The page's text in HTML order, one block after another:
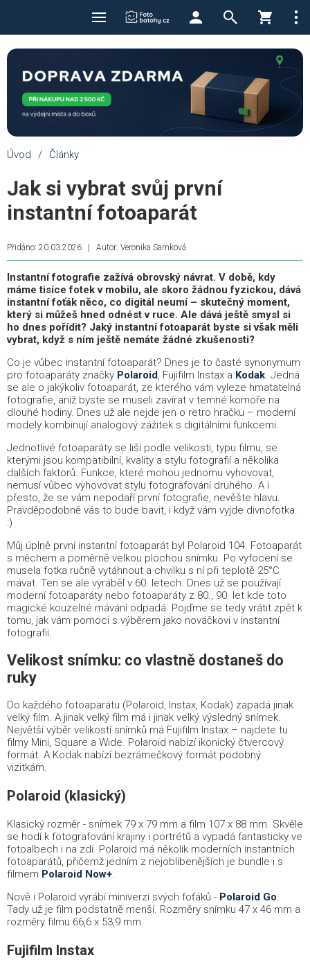
Úvod / Články
Jak si vybrat svůj první
instantní fotoaparát
Přidáno: 20.03.2026 | Autor: Veronika Samková
Instantní fotografie zažívá obrovský návrat. V době, kdy
máme tisíce fotek v mobilu, ale skoro žádnou fyzickou, dává
instantní foťák něco, co digitál neumí – skutečný moment,
který si můžeš hned odnést v ruce. Ale dává ještě smysl si
ho dnes pořídit? Jaký instantní fotoaparát byste si však měli
vybrat, když s ním ještě nemáte žádné zkušenosti?
Co je vůbec instantní fotoaparát? Dnes je to časté synonymum
pro fotoaparáty značky Polaroid, Fujifilm Instax a Kodak. Jedná
se ale o jakýkoliv fotoaparát, ze kterého vám vyleze hmatatelná
fotografie, aniž byste se museli zavírat v temné komoře na
dlouhé hodiny. Dnes už ale nejde jen o retro hračku – moderní
modely kombinují analogový zážitek s digitálními funkcemi.
Jednotlivé fotoaparáty se liší podle velikosti, typu filmu, se
kterými jsou kompatibilní, kvality a stylu fotografií a několika
dalších faktorů. Funkce, které mohou jednomu vyhovovat,
nemusí vůbec vyhovovat stylu fotografování druhého. A i
přesto, že se vám nepodaří první fotografie, nevěšte hlavu.
Pravděpodobně vás to bude bavit, i když vám vyjde divnofotka.
:)
Můj úplně první instantní fotoaparát byl Polaroid 104. Fotoaparát
s měchem a poměrně velkou plochou snímku. Po vyfocení se
musela fotka ručně vytáhnout a chvilku s ní při teplotě 25°C
mávat. Ten se ale vyráběl v 60. letech. Dnes už se používají
moderní fotoaparáty nebo fotoaparáty z 80., 90. let kde toto
magické kouzelné mávání odpadá. Pojďme se tedy vrátit zpět k
tomu, jak vám pomoci s výběrem jako nováčkovi v instantní
fotografii.
Velikost snímku: co vlastně dostaneš do
ruky
Do každého fotoaparátu (Polaroid, Instax, Kodak) zapadá jinak
velký film. A jinak velký film má i jinak velký výsledný snímek.
Největší výběr velikostí snímků má Fujifilm Instax – najdete tu
filmy Mini, Square a Wide. Polaroid nabízí ikonický čtvercový
formát. A Kodak nabízí bezrámečkový formát podobný
vizitkám.
Polaroid (klasický)
Klasický rozměr - snímek 79 x 79 mm a film 107 x 88 mm. Skvěle
se hodí k fotografování krajiny i portrétů a vypadá fantasticky ve
fotoalbech i na zdi. Polaroid má několik moderních instantních
fotoaparátů, přičemž jedním z nejoblíbenějších je bundle i s
filmem Polaroid Now+.
Nově i Polaroid vyrábí miniverzi svých foťáků - Polaroid Go.
Tady už je film podstatně menší. Rozměry snímku 47 x 46 mm a
rozměry filmu 66,6 x 53,9 mm.
Fujifilm Instax